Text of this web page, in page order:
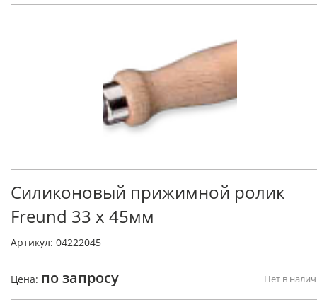
Силиконовый прижимной ролик
Freund 33 x 45мм
Артикул: 04222045
Цена: по запросу Нет в